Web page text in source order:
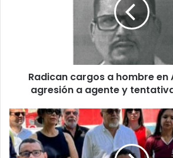
agente
de
soborno
Radican cargos a hombre en
agresión a agente y
Tribunal
ordena
el
cierre